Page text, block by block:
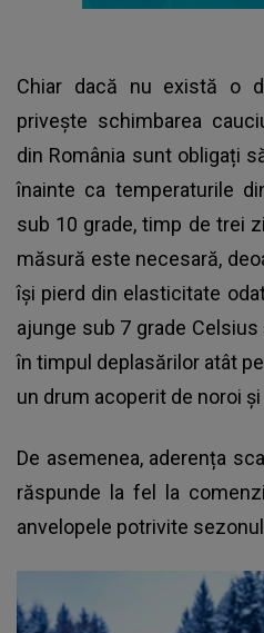
Chiar dacă nu există o
privește schimbarea
din România sunt obligați
înainte ca temperaturile
sub 10 grade, timp de trei
măsură este necesară,
își pierd din elasticitate
ajunge sub 7 grade
în timpul deplasărilor atât
un drum acoperit de noroi
De asemenea, aderența
răspunde la fel la
anvelopele potrivite